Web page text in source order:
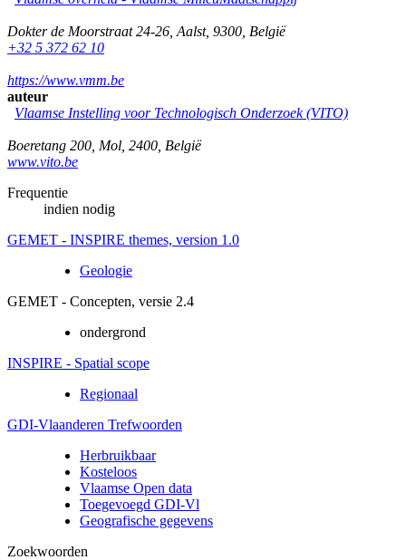
Dokter de Moorstraat 24-26 Aalst, 9300 België
+32 5 372 62 10
https://www.vmm.be
auteur
Vlaamse Instelling voor Technologisch Onderzoek (VITO)
Boeretang 200 Mol 2400 België
www.vito.be
Frequentie
indien nodig
GEMET - INSPIRE themes, version 1.0
Geologie
GEMET - Concepten, versie 2.4
ondergrond
INSPIRE - Spatial scope
Regionaal
GDI-Vlaanderen Trefwoorden
Herbruikbaar
Kosteloos
Vlaamse Open data
Toegevoegd GDI-Vl
Geografische gegevens
Zoekwoorden